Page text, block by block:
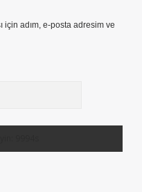
için adım, e-posta adresim ve